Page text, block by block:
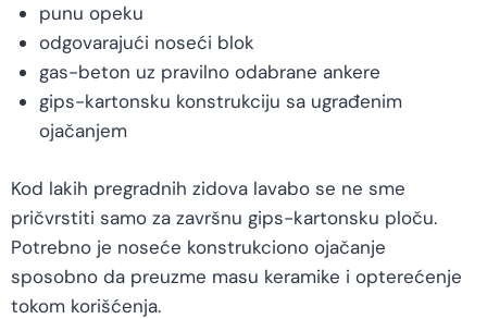
punu opeku
odgovarajući noseći blok
gas-beton uz pravilno odabrane ankere
gips-kartonsku konstrukciju sa ugrađenim
ojačanjem
Kod lakih pregradnih zidova lavabo se ne sme
pričvrstiti samo za završnu gips-kartonsku ploču.
Potrebno je noseće konstrukciono ojačanje
sposobno da preuzme masu keramike i opterećenje
tokom korišćenja.